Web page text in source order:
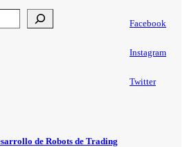
Facebook
Instagram
Twitter
de Robots de Trading